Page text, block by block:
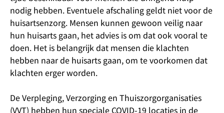
nodig hebben. Eventuele afschaling geldt niet voor de
huisartsenzorg. Mensen kunnen gewoon veilig naar
hun huisarts gaan, het advies is om dat ook vooral te
doen. Het is belangrijk dat mensen die klachten
hebben naar de huisarts gaan, om te voorkomen dat
klachten erger worden.
De Verpleging, Verzorging en Thuiszorgorganisaties
(VVT) hebben hun speciale COVID-19 locaties in de